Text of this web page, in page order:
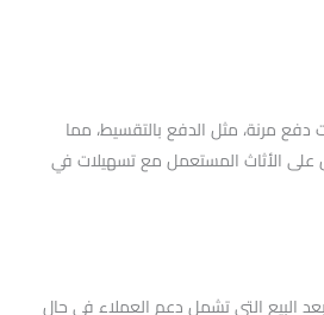
مرنة، مثل الدفع بالتقسيط، مما
على الأثاث المستعمل مع تسهيلات في
البيع التي تشمل دعم العملاء في حال